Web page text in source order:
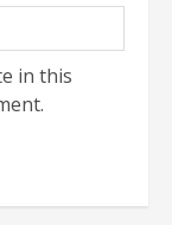
in this